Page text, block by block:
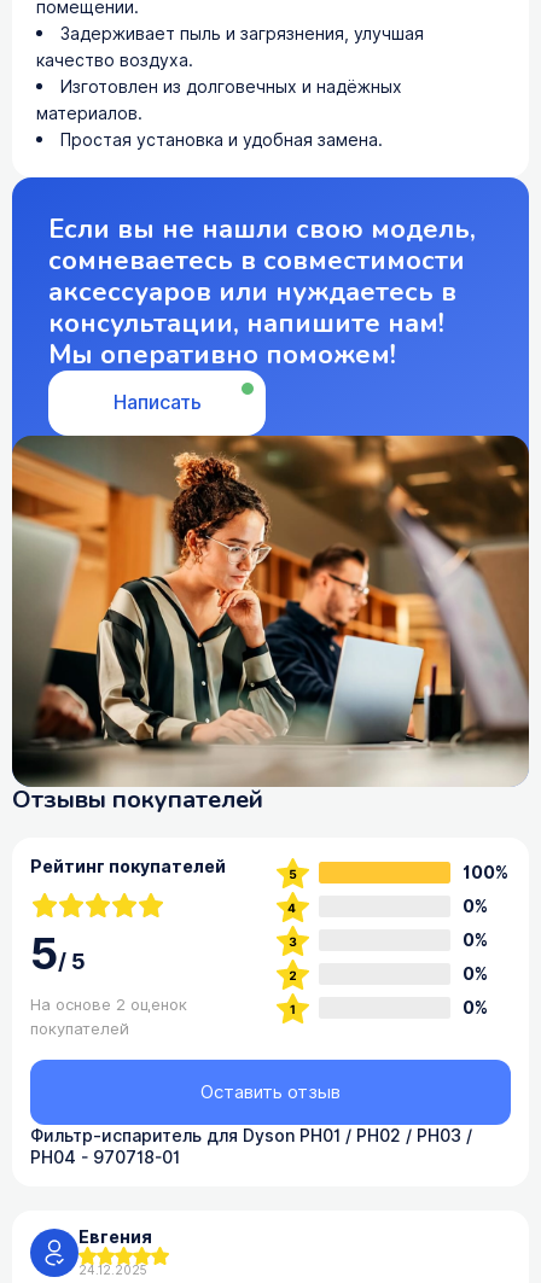
помещении.
Задерживает пыль и загрязнения, улучшая
качество воздуха.
Изготовлен из долговечных и надёжных
материалов.
Простая установка и удобная замена.
Если вы не нашли свою модель,
сомневаетесь в совместимости
аксессуаров или нуждаетесь в
консультации, напишите нам!
Мы оперативно поможем!
Написать
Отзывы покупателей
Рейтинг покупателей
5/5
На основе 2 оценок
покупателей
100%
0%
0%
0%
0%
Фильтр-испаритель для Dyson PH01 / PH02 / PH03 /
PH04 - 970718-01
Оставить отзыв
Евгения
24.12.2025